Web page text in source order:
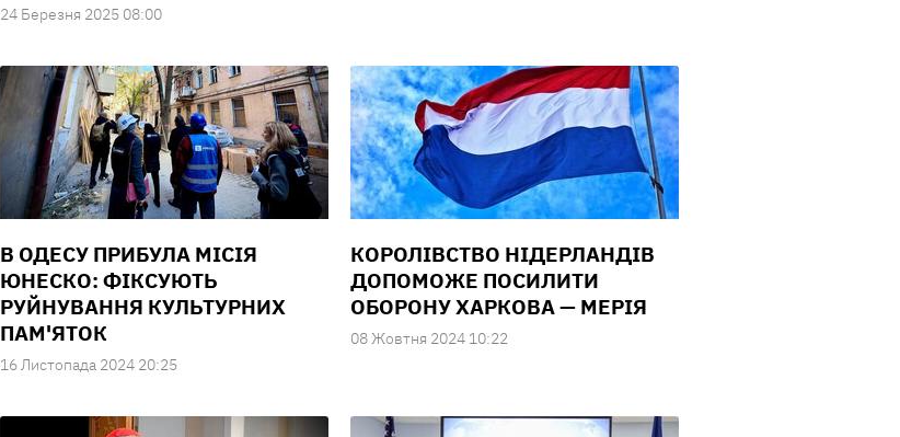
24 Березня 2025 08:00
В ОДЕСУ ПРИБУЛА МІСІЯ
ЮНЕСКО: ФІКСУЮТЬ
РУЙНУВАННЯ КУЛЬТУРНИХ
ПАМ'ЯТОК
16 Листопада 2024 20:25
КОРОЛІВСТВО НІДЕРЛАНДІВ
ДОПОМОЖЕ ПОСИЛИТИ
ОБОРОНУ ХАРКОВА — МЕРІЯ
08 Жовтня 2024 10:22